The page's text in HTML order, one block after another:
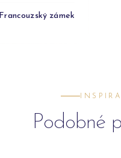
Francouzský zámek
Podobné